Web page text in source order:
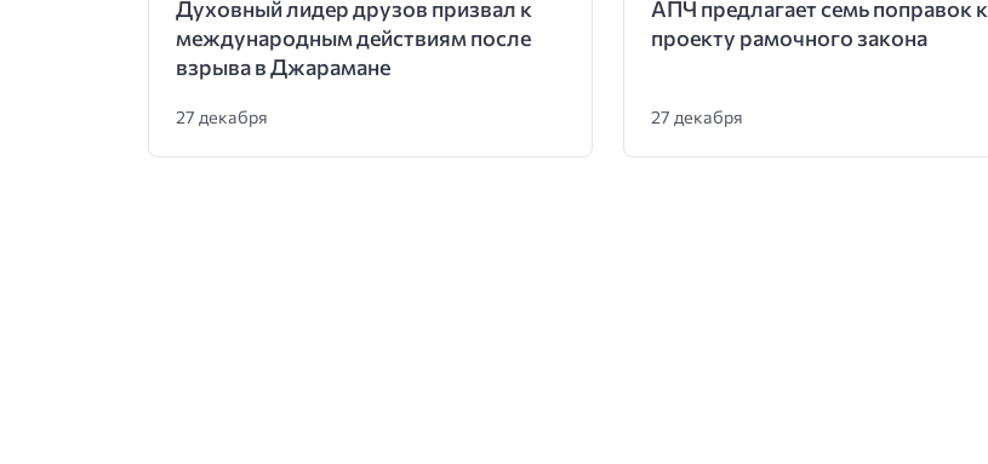
Духовный лидер друзов призвал к
международным действиям после
взрыва в Джарамане
27 декабря
АПЧ предлагает семь поправок к
проекту рамочного закона
27 декабря